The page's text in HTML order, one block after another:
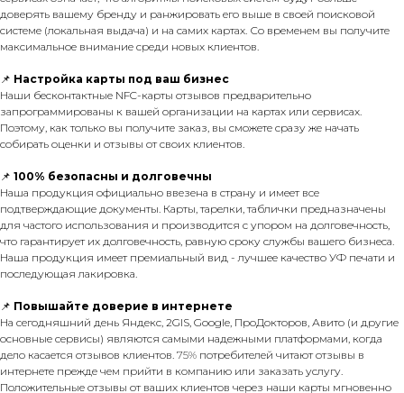
доверять вашему бренду и ранжировать его выше в своей поисковой
системе (локальная выдача) и на самих картах. Со временем вы получите
максимальное внимание среди новых клиентов.
📌 Настройка карты под ваш бизнес
Наши бесконтактные NFC-карты отзывов предварительно
запрограммированы к вашей организации на картах или сервисах.
Поэтому, как только вы получите заказ, вы сможете сразу же начать
собирать оценки и отзывы от своих клиентов.
📌 100% безопасны и долговечны
Наша продукция официально ввезена в страну и имеет все
подтверждающие документы. Карты, тарелки, таблички предназначены
для частого использования и производится с упором на долговечность,
что гарантирует их долговечность, равную сроку службы вашего бизнеса.
Наша продукция имеет премиальный вид - лучшее качество УФ печати и
последующая лакировка.
📌 Повышайте доверие в интернете
На сегодняшний день Яндекс, 2GIS, Google, ПроДокторов, Авито (и другие
основные сервисы) являются самыми надежными платформами, когда
дело касается отзывов клиентов. 75% потребителей читают отзывы в
интернете прежде чем прийти в компанию или заказать услугу.
Положительные отзывы от ваших клиентов через наши карты мгновенно